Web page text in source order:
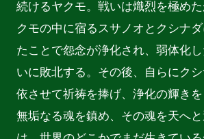
続けるヤクモ。戦いは熾烈を極め
クモの中に宿るスサノオとクシナ
たことで怨念が浄化され、弱体化
いに敗北する。その後、自らにク
依させて祈祷を捧げ、浄化の輝き
無垢なる魂を鎮め、その魂を天へ